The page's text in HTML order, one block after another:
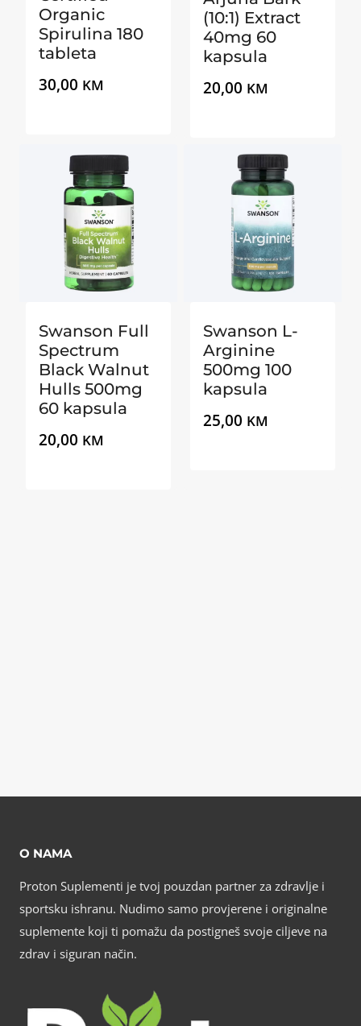
Organic
Spirulina 180
tableta
30,00 KM
(10:1) Extract
40mg 60
kapsula
20,00 KM
Swanson Full
Spectrum
Black Walnut
Hulls 500mg
60 kapsula
20,00 KM
Swanson L-
Arginine
500mg 100
kapsula
25,00 KM
O NAMA
Proton Suplementi je tvoj pouzdan partner za zdravlje i
sportsku ishranu. Nudimo samo provjerene i originalne
suplemente koji ti pomažu da postigneš svoje ciljeve na
zdrav i siguran način.